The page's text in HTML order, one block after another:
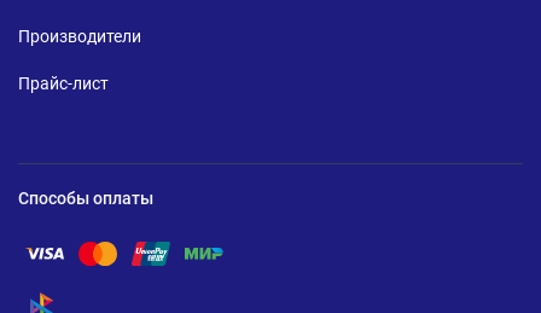
Производители
Прайс-лист
Способы оплаты
Помощь по оплате Visa
Помощь по оплате Mastercard
Помощь по оплате UnionPay
Помощь по оплате Мир